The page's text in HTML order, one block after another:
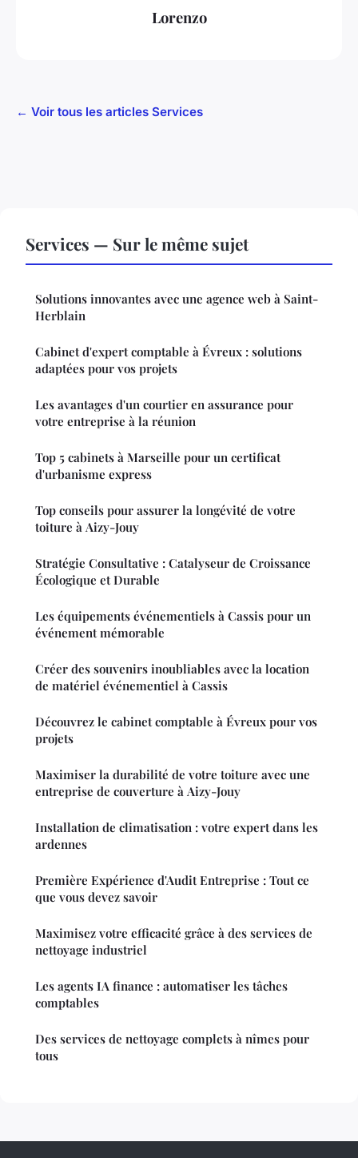
Lorenzo
← Voir tous les articles Services
Services — Sur le même sujet
Solutions innovantes avec une agence web à Saint-
Herblain
Cabinet d'expert comptable à Évreux : solutions
adaptées pour vos projets
Les avantages d'un courtier en assurance pour
votre entreprise à la réunion
Top 5 cabinets à Marseille pour un certificat
d'urbanisme express
Top conseils pour assurer la longévité de votre
toiture à Aizy-Jouy
Stratégie Consultative : Catalyseur de Croissance
Écologique et Durable
Les équipements événementiels à Cassis pour un
événement mémorable
Créer des souvenirs inoubliables avec la location
de matériel événementiel à Cassis
Découvrez le cabinet comptable à Évreux pour vos
projets
Maximiser la durabilité de votre toiture avec une
entreprise de couverture à Aizy-Jouy
Installation de climatisation : votre expert dans les
ardennes
Première Expérience d'Audit Entreprise : Tout ce
que vous devez savoir
Maximisez votre efficacité grâce à des services de
nettoyage industriel
Les agents IA finance : automatiser les tâches
comptables
Des services de nettoyage complets à nîmes pour
tous